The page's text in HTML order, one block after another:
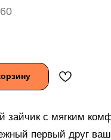
зайчик с мягким
первый друг